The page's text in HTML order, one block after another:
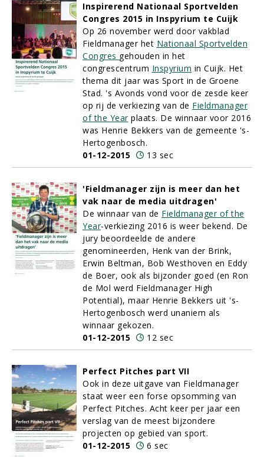
Inspirerend Nationaal Sportvelden
Congres 2015 in Inspyrium te Cuijk
Op 26 november werd door vakblad
Fieldmanager het Nationaal Sportvelden
Congres gehouden in het
congrescentrum Inspyrium in Cuijk. Het
thema dit jaar was Sport in de Groene
Stad. 's Avonds vond voor de zesde keer
op rij de verkiezing van de Fieldmanager
of the Yearplaats. De winnaar voor 2016
was Henrie Bekkers van de gemeente 's-
Hertogenbosch.
01-12-2015
13 sec
'Fieldmanager zijn is meer dan het
vak naar de media uitdragen'
De winnaar van de Fieldmanager of the
Year-verkiezing 2016 is weer bekend. De
jury beoordeelde de andere
genomineerden, Henk van der Brink,
Erwin Beltman, Bob Westhoven en Eddy
de Boer, ook als bijzonder goed (en Ron
de Mol werd Fieldmanager High
Potential), maar Henrie Bekkers uit 's-
Hertogenbosch werd unaniem als
winnaar gekozen.
01-12-2015
12 sec
Perfect Pitches part VII
Ook in deze uitgave van Fieldmanager
staat weer een forse opsomming van
Perfect Pitches. Acht keer per jaar een
verslag van de meest bijzondere
projecten op gebied van sport.
01-12-2015
6 sec